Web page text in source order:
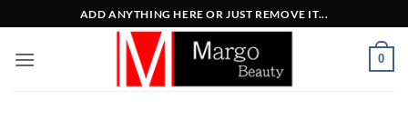
στο
περιεχόμενο
ADD ANYTHING HERE OR JUST REMOVE IT...
0